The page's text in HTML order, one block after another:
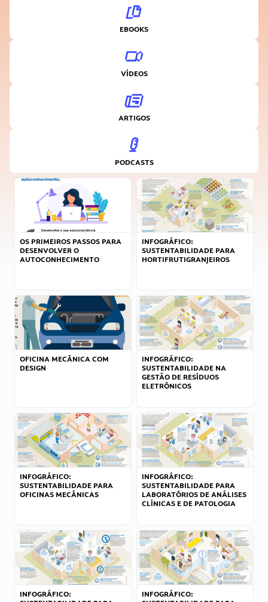
EBOOKS
VÍDEOS
ARTIGOS
PODCASTS
OS PRIMEIROS PASSOS PARA
DESENVOLVER O
AUTOCONHECIMENTO
INFOGRÁFICO:
SUSTENTABILIDADE PARA
HORTIFRUTIGRANJEIROS
OFICINA MECÂNICA COM
DESIGN
INFOGRÁFICO:
SUSTENTABILIDADE NA
GESTÃO DE RESÍDUOS
ELETRÔNICOS
INFOGRÁFICO:
SUSTENTABILIDADE PARA
OFICINAS MECÂNICAS
INFOGRÁFICO:
SUSTENTABILIDADE PARA
LABORATÓRIOS DE ANÁLISES
CLÍNICAS E DE PATOLOGIA
INFOGRÁFICO:
INFOGRÁFICO: